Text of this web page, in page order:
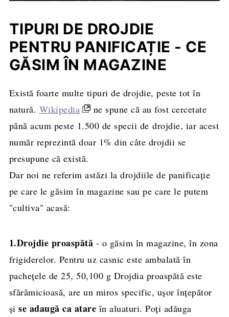
TIPURI DE DROJDIE
PENTRU PANIFICAȚIE - CE
GĂSIM ÎN MAGAZINE
Există foarte multe tipuri de drojdie, peste tot în
natură. Wikipedia
ne spune că au fost cercetate
până acum peste 1.500 de specii de drojdie, iar acest
număr reprezintă doar 1% din câte drojdii se
presupune că există.
Dar noi ne referim astăzi la drojdiile de panificație
pe care le găsim în magazine sau pe care le putem
"cultiva" acasă:
1.Drojdie proaspătă - o găsim în magazine, în zona
frigiderelor. Pentru uz casnic este ambalată în
pachețele de 25, 50,100 g Drojdia proaspătă este
sfărâmicioasă, are un miros specific, ușor înțepător
șise adaugă ca atare în aluaturi. Poți adăuga